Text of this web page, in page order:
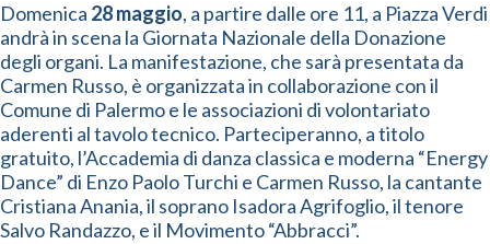
Domenica 28 maggio, a partire dalle ore 11, a Piazza Verdi
andrà in scena la Giornata Nazionale della Donazione
degli organi. La manifestazione, che sarà presentata da
Carmen Russo, è organizzata in collaborazione con il
Comune di Palermo e le associazioni di volontariato
aderenti al tavolo tecnico. Parteciperanno, a titolo
gratuito, l’Accademia di danza classica e moderna “Energy
Dance” di Enzo Paolo Turchi e Carmen Russo, la cantante
Cristiana Anania, il soprano Isadora Agrifoglio, il tenore
Salvo Randazzo, e il Movimento “Abbracci”.